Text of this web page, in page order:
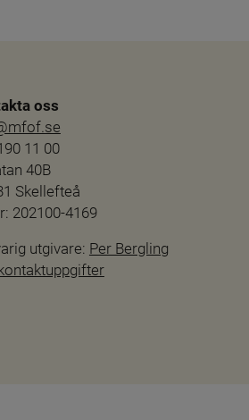
oss
11 00
40B
Skellefteå
202100-4169
utgivare: Per Bergling